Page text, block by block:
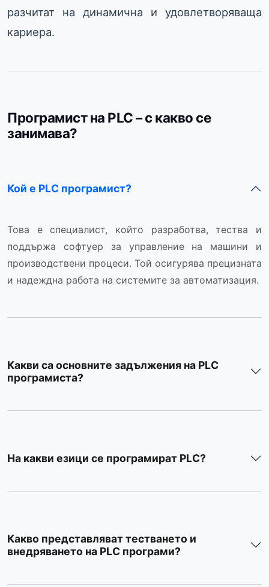
разчитат на динамична и удовлетворяваща
кариера.
Програмист на PLC – с какво се
занимава?
Кой е PLC програмист?
Това е специалист, който разработва, тества и
поддържа софтуер за управление на машини и
производствени процеси. Той осигурява прецизната
и надеждна работа на системите за автоматизация.
Какви са основните задължения на PLC
програмиста?
На какви езици се програмират PLC?
Какво представляват тестването и
внедряването на PLC програми?